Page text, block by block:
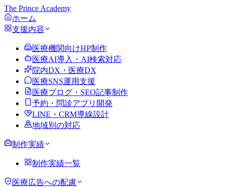
The Prince Academy
ホーム
支援内容
医療機関向けHP制作
医療AI導入・AI検索対応
院内DX・医療DX
医療SNS運用支援
医療ブログ・SEO記事制作
予約・問診アプリ開発
LINE・CRM導線設計
地域別の対応
制作実績
制作実績一覧
医療広告への配慮